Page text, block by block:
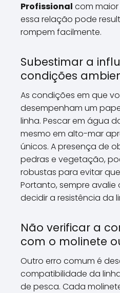
Profissional com maior
essa relação pode
rompem facilmente.
Subestimar a
condições
As condições em que
desempenham um
linha. Pescar em água
mesmo em alto-mar
únicos. A presença de
pedras e vegetação,
robustas para evitar
Portanto, sempre
decidir a resistência da
Não verificar a
com o molinete
Outro erro comum é
compatibilidade da
de pesca. Cada